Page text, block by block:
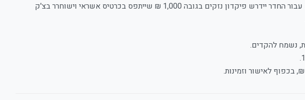
בהגעה למלון יש להציג תעודה מזהה, ולצד תשלום עבור החדר יידרש פיקדון נזקים בגובה 1,000 ₪ שייתפס בכרטיס אשראי וישוחרר בצ'ק